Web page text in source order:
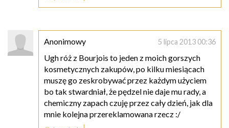
Anonimowy 5 lipca 2013 00:36
Ugh róż z Bourjois to jeden z moich gorszych
kosmetycznych zakupów, po kilku miesiącach
muszę go zeskrobywać przez każdym użyciem
bo tak stwardniał, że pędzel nie daje mu rady, a
chemiczny zapach czuję przez cały dzień, jak dla
mnie kolejna przereklamowana rzecz :/